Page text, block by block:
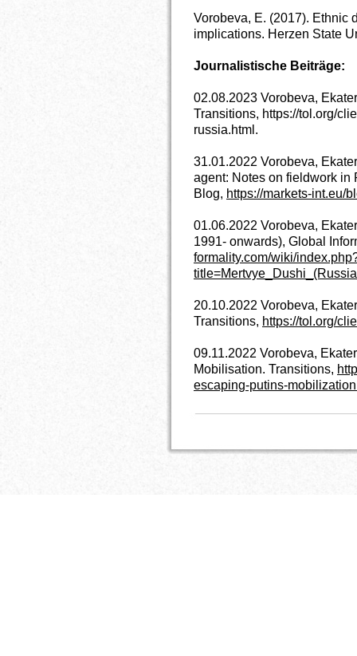
Vorobeva, E. (2017). Ethnic
implications. Herzen State
Journalistische Beiträge:
02.08.2023 Vorobeva,
Transitions, https://tol.org/
russia.html.
31.01.2022 Vorobeva,
agent: Notes on fieldwork in
Blog, https://markets-int.eu/
01.06.2022 Vorobeva,
1991- onwards), Global
formality.com/wiki/
20.10.2022 Vorobeva,
Transitions, https://tol.org/
09.11.2022 Vorobeva,
Mobilisation. Transitions,
escaping-putins-